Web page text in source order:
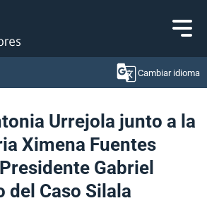
al contenido
Cambiar idioma
Urrejola junto a la
Ximena Fuentes
Gabriel
del Caso Silala